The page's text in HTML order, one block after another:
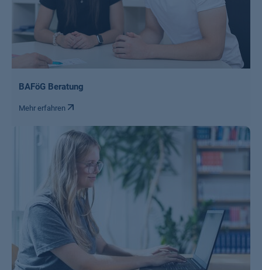
BAFöG Beratung
Mehr erfahren